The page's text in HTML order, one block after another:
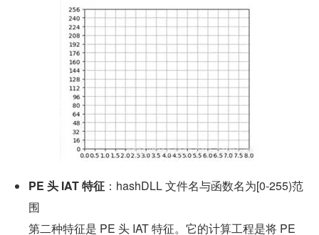
PE 头 IAT 特征 ：hashDLL 文件名与函数名为[0-255)范
围
第二种特征是 PE 头 IAT 特征。它的计算工程是将 PE